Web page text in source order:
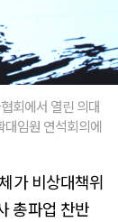
회에서 열린 의대
대임원 연석회의에
가 비상대책위
총파업 찬반